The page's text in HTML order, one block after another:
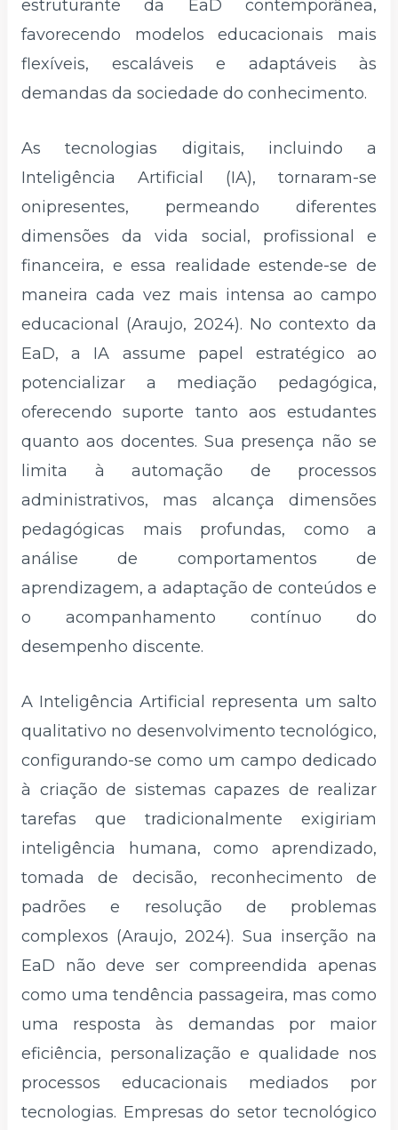
estruturante da EaD contemporânea,
favorecendo modelos educacionais mais
flexíveis, escaláveis e adaptáveis às
demandas da sociedade do conhecimento.
As tecnologias digitais, incluindo a
Inteligência Artificial (IA), tornaram-se
onipresentes, permeando diferentes
dimensões da vida social, profissional e
financeira, e essa realidade estende-se de
maneira cada vez mais intensa ao campo
educacional (Araujo, 2024). No contexto da
EaD, a IA assume papel estratégico ao
potencializar a mediação pedagógica,
oferecendo suporte tanto aos estudantes
quanto aos docentes. Sua presença não se
limita à automação de processos
administrativos, mas alcança dimensões
pedagógicas mais profundas, como a
análise de comportamentos de
aprendizagem, a adaptação de conteúdos e
o acompanhamento contínuo do
desempenho discente.
A Inteligência Artificial representa um salto
qualitativo no desenvolvimento tecnológico,
configurando-se como um campo dedicado
à criação de sistemas capazes de realizar
tarefas que tradicionalmente exigiriam
inteligência humana, como aprendizado,
tomada de decisão, reconhecimento de
padrões e resolução de problemas
complexos (Araujo, 2024). Sua inserção na
EaD não deve ser compreendida apenas
como uma tendência passageira, mas como
uma resposta às demandas por maior
eficiência, personalização e qualidade nos
processos educacionais mediados por
tecnologias. Empresas do setor tecnológico